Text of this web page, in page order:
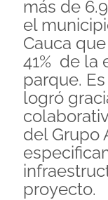
más de
el
Cauca
41% de la
parque.
logró
del Grupo
proyecto.